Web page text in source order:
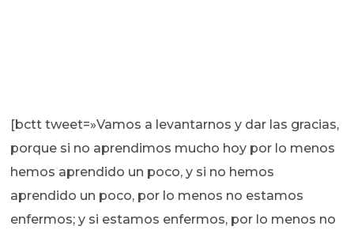
[bctt tweet=»Vamos a levantarnos y dar las gracias,
porque si no aprendimos mucho hoy por lo menos
hemos aprendido un poco, y si no hemos
aprendido un poco, por lo menos no estamos
enfermos; y si estamos enfermos, por lo menos no